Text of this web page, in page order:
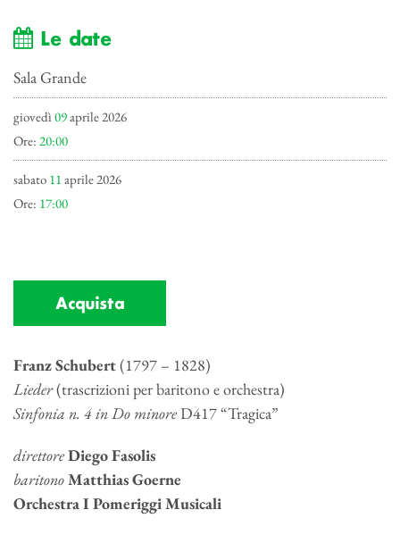
Le date
Sala Grande
giovedì 09aprile 2026
Ore: 20:00
sabato 11 aprile 2026
Ore: 17:00
Acquista
Franz Schubert(1797 – 1828)
Lieder(trascrizioni per baritono e orchestra)
Sinfonia n. 4 in Do minoreD417 “Tragica”
direttoreDiego Fasolis
baritonoMatthias Goerne
Orchestra I Pomeriggi Musicali